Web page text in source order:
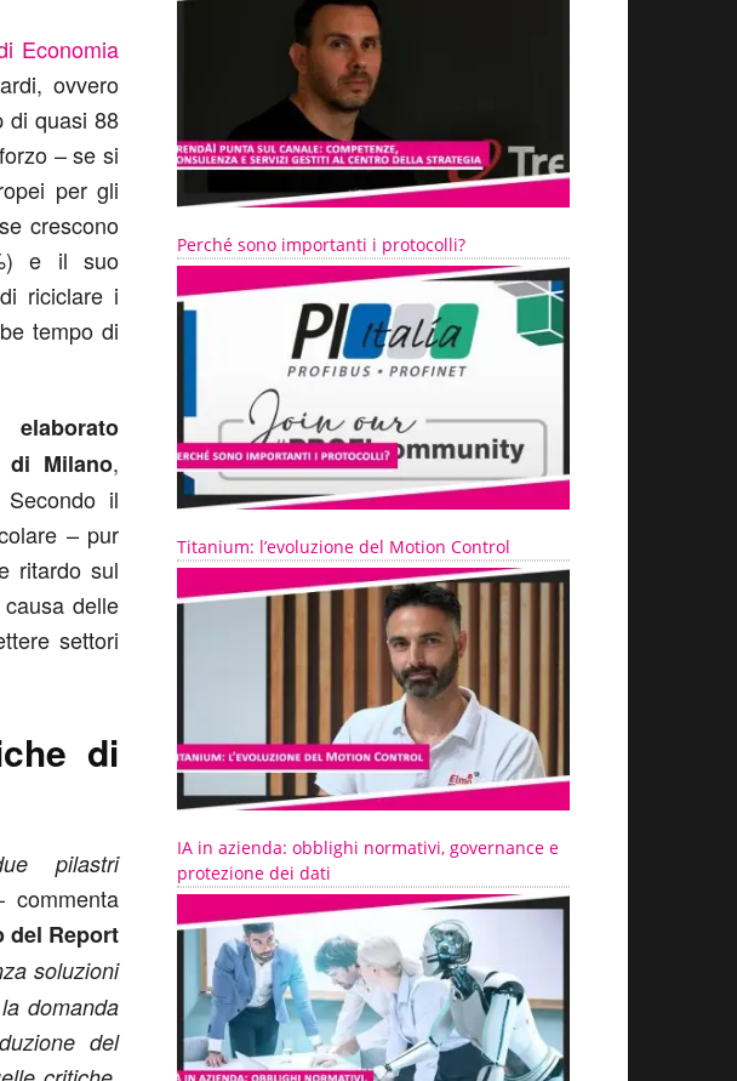
Economia
ovvero
di quasi 88
– se si
per gli
crescono
e il suo
riciclare i
tempo di
elaborato
di Milano,
il
– pur
ritardo sul
delle
settori
di
pilastri
commenta
del Report
soluzioni
domanda
del
Perché sono importanti i protocolli?
Titanium: l’evoluzione del Motion Control
IA in azienda: obblighi normativi, governance e
protezione dei dati